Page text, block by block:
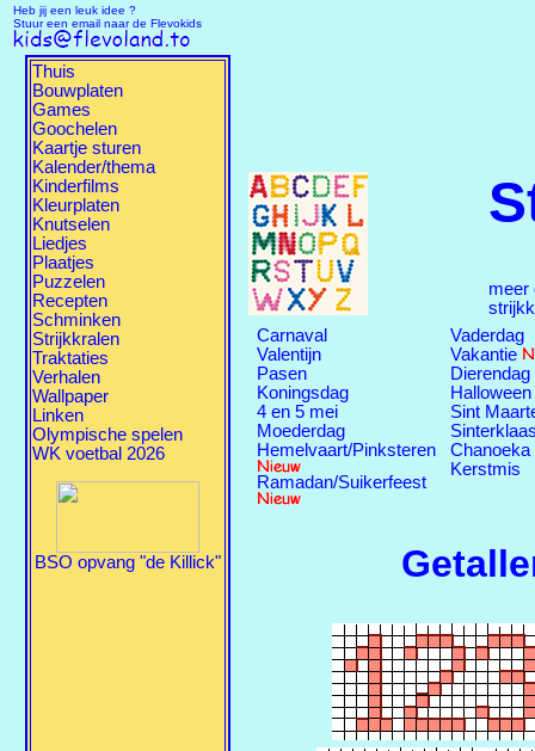
Heb jij een leuk idee ?
Stuur een email naar de Flevokids
Thuis
Bouwplaten
Games
Goochelen
Kaartje sturen
Kalender/thema
Kinderfilms
Kleurplaten
Knutselen
Liedjes
Plaatjes
Puzzelen
Recepten
Schminken
Strijkkralen
Traktaties
Verhalen
Wallpaper
Linken
Olympische spelen
WK voetbal 2026
BSO opvang "de Killick"
meer
Carnaval
Valentijn
Pasen
Koningsdag
4 en 5 mei
Moederdag
Hemelvaart/Pinksteren
Ramadan/Suikerfeest
Vaderdag
Vakantie
Dierendag
Halloween
Sint
Chanoeka
Kerstmis